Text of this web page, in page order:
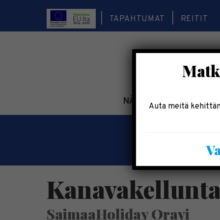
TAPAHTUMAT REITIT
NÄE & KOE TEE &
SaimaaHoliday Oravi
Auta meitä